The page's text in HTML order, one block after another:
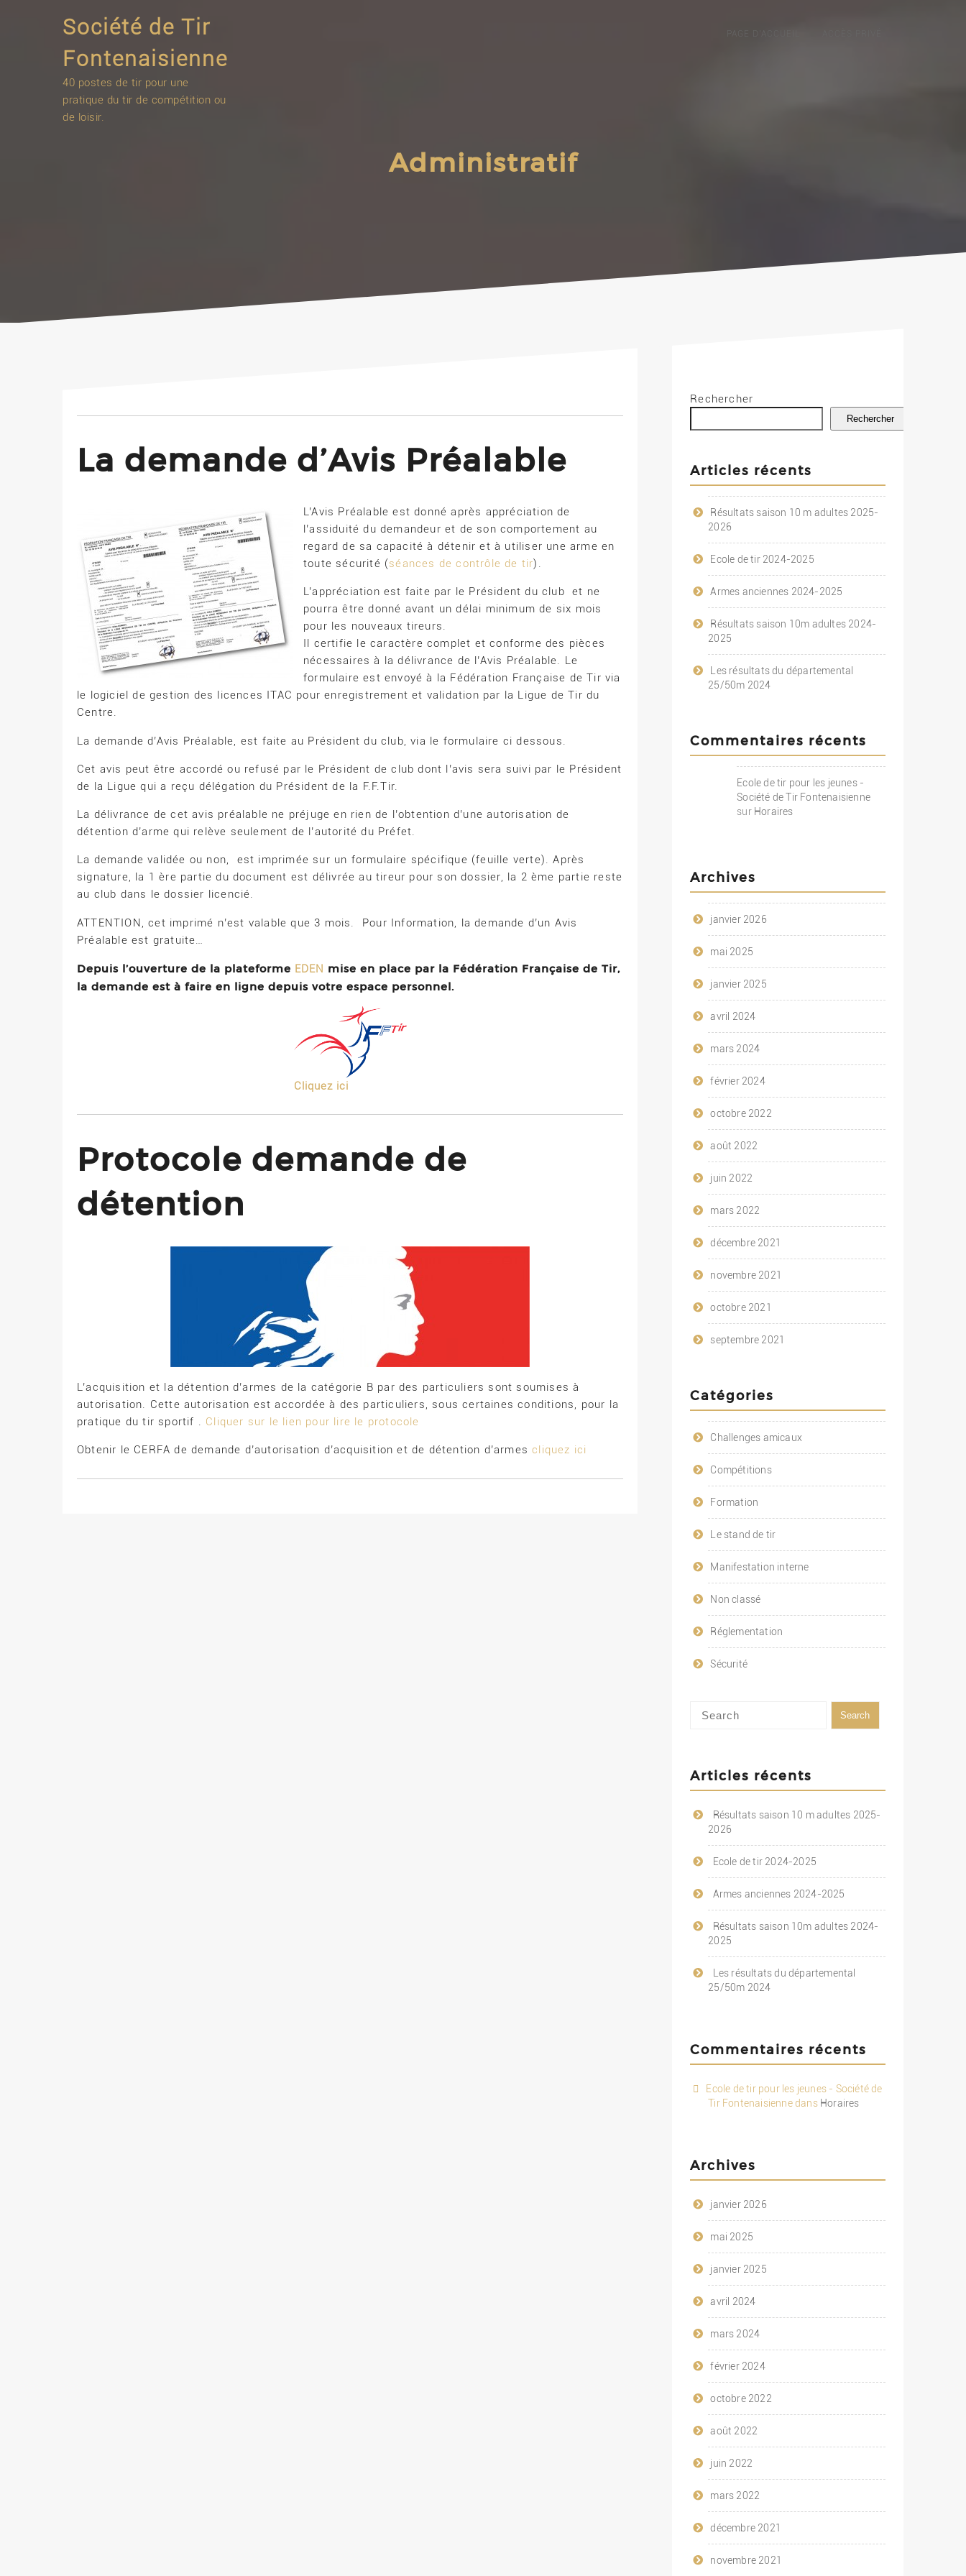
Société de Tir
Fontenaisienne
40 postes de tir pour une
pratique du tir de compétition ou
de loisir.
Administratif
La demande d’Avis Préalable
L’Avis Préalable est donné après appréciation de
l’assiduité du demandeur et de son comportement au
regard de sa capacité à détenir et à utiliser une arme en
toute sécurité (séances de contrôle de tir).
L’appréciation est faite par le Président du club et ne
pourra être donné avant un délai minimum de six mois
pour les nouveaux tireurs.
Il certifie le caractère complet et conforme des pièces
nécessaires à la délivrance de l’Avis Préalable. Le
formulaire est envoyé à la Fédération Française de Tir via
le logiciel de gestion des licences ITAC pour enregistrement et validation par la Ligue de Tir du
Centre.
La demande d’Avis Préalable, est faite au Président du club, via le formulaire ci dessous.
Cet avis peut être accordé ou refusé par le Président de club dont l’avis sera suivi par le Président
de la Ligue qui a reçu délégation du Président de la F.F.Tir.
La délivrance de cet avis préalable ne préjuge en rien de l’obtention d’une autorisation de
détention d’arme qui relève seulement de l’autorité du Préfet.
La demande validée ou non, est imprimée sur un formulaire spécifique (feuille verte). Après
signature, la 1 ère partie du document est délivrée au tireur pour son dossier, la 2 ème partie reste
au club dans le dossier licencié.
ATTENTION, cet imprimé n’est valable que 3 mois. Pour Information, la demande d’un Avis
Préalable est gratuite…
Depuis l’ouverture de la plateforme EDEN mise en place par la Fédération Française de Tir,
la demande est à faire en ligne depuis votre espace personnel.
Cliquez ici
Protocole demande de
détention
L’acquisition et la détention d’armes de la catégorie B par des particuliers sont soumises à
autorisation. Cette autorisation est accordée à des particuliers, sous certaines conditions, pour la
pratique du tir sportif . Cliquer sur le lien pour lire le protocole
Obtenir le CERFA de demande d’autorisation d’acquisition et de détention d’armescliquez ici
Rechercher
Rechercher
Articles récents
Résultats saison 10 m adultes 2025-
2026
Ecole de tir 2024-2025
Armes anciennes 2024-2025
Résultats saison 10m adultes 2024-
2025
Les résultats du départemental
25/50m 2024
Commentaires récents
Ecole de tir pour les jeunes -
Société de Tir Fontenaisienne
sur Horaires
Archives
janvier 2026
mai 2025
janvier 2025
avril 2024
mars 2024
février 2024
octobre 2022
août 2022
juin 2022
mars 2022
décembre 2021
novembre 2021
octobre 2021
septembre 2021
Catégories
Challenges amicaux
Compétitions
Formation
Le stand de tir
Manifestation interne
Non classé
Réglementation
Sécurité
Articles récents
Résultats saison 10 m adultes 2025-
2026
Ecole de tir 2024-2025
Armes anciennes 2024-2025
Résultats saison 10m adultes 2024-
2025
Les résultats du départemental
25/50m 2024
Commentaires récents
Ecole de tir pour les jeunes - Société de
Tir Fontenaisiennedans Horaires
Archives
janvier 2026
mai 2025
janvier 2025
avril 2024
mars 2024
février 2024
octobre 2022
août 2022
juin 2022
mars 2022
décembre 2021
novembre 2021